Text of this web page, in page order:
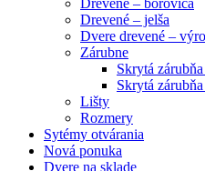
Drevené – jelša
Dvere drevené –
Zárubne
Skrytá
Skrytá
Lišty
Rozmery
Sytémy otvárania
Nová ponuka
Dvere na sklade